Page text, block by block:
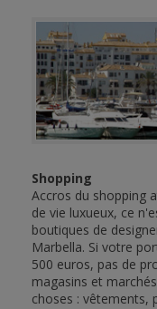
Shopping
Accros du shopping
de vie luxueux, ce
boutiques de
Marbella. Si votre
500 euros, pas de
magasins et
choses : vêtements,